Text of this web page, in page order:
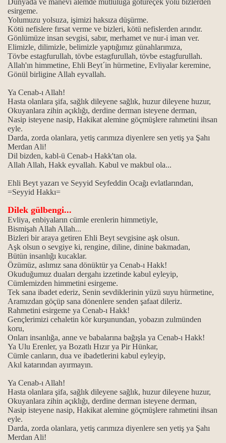
Dünyada ve manevi alemde mutluluğa götüreçek yolu bizlerden
esirgeme.
Yolumuzu yolsuza, işimizi haksıza düşürme.
Kötü nefislere fırsat verme ve bizleri, kötü nefislerden arındır.
Gönlümüze insan sevgisi, sabır, merhamet ve nur-i iman ver.
Elimizle, dilimizle, belimizle yaptığımız günahlarımıza,
Tövbe estagfurullah, tövbe estagfurullah, tövbe estagfurullah.
Allah'ın himmetine, Ehli Beyt´in hürmetine, Evliyalar keremine,
Gönül birligine Allah eyvallah.
Ya Cenab-ı Allah!
Hasta olanlara şifa, sağlık dileyene sağlık, huzur dileyene huzur,
Okuyanlara zihin açıklığı, derdine derman isteyene derman,
Nasip isteyene nasip, Hakikat alemine göçmüşlere rahmetini ihsan
eyle.
Darda, zorda olanlara, yetiş carımıza diyenlere sen yetiş ya Şahı
Merdan Ali!
Dil bizden, kabl-ü Cenab-ı Hakk'tan ola.
Allah Allah, Hakk eyvallah. Kabul ve makbul ola...
Ehli Beyt yazarı ve Seyyid Seyfeddin Ocağı evlatlarından,
=Seyyid Hakkı=
Dilek gülbengi...
Evliya, enbiyaların cümle erenlerin himmetiyle,
Bismişah Allah Allah...
Bizleri bir araya getiren Ehli Beyt sevgisine aşk olsun.
Aşk olsun o sevgiye ki, rengine, diline, dinine bakmadan,
Bütün insanlığı kucaklar.
Özümüz, aslımız sana dönüktür ya Cenab-ı Hakk!
Okuduğumuz duaları dergahı izzetinde kabul eyleyip,
Cümlemizden himmetini esirgeme.
Tek sana ibadet ederiz, Senin sevdiklerinin yüzü suyu hürmetine,
Aramızdan göçüp sana dönenlere senden şafaat dileriz.
Rahmetini esirgeme ya Cenab-ı Hakk!
Gençlerimizi cehaletin kör kurşunundan, yobazın zulmünden
koru,
Onları insanlığa, anne ve babalarına bağışla ya Cenab-ı Hakk!
Ya Ulu Erenler, ya Bozatlı Hızır ya Pir Hünkar,
Cümle canların, dua ve ibadetlerini kabul eyleyip,
Akıl katarından ayırmayın.
Ya Cenab-ı Allah!
Hasta olanlara şifa, sağlık dileyene sağlık, huzur dileyene huzur,
Okuyanlara zihin açıklığı, derdine derman isteyene derman,
Nasip isteyene nasip, Hakikat alemine göçmüşlere rahmetini ihsan
eyle.
Darda, zorda olanlara, yetiş carımıza diyenlere sen yetiş ya Şahı
Merdan Ali!
ayı